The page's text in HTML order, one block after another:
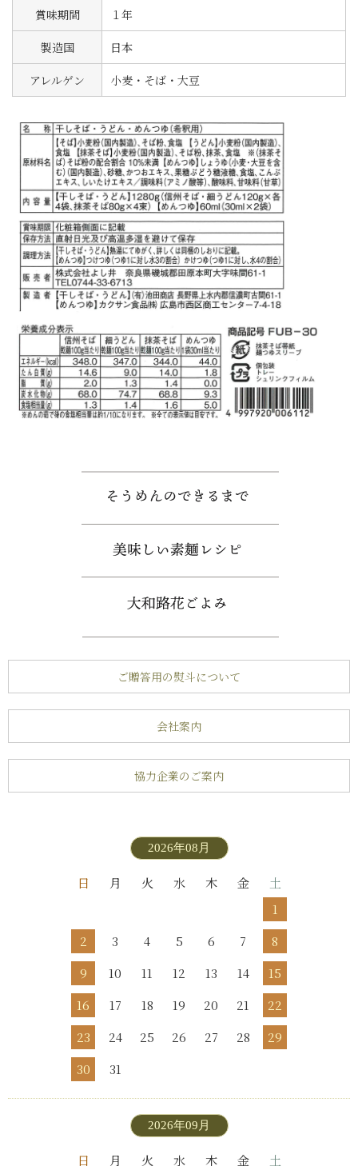
賞味期間 １年
製造国 日本
アレルゲン 小麦・そば・大豆
ご贈答用の熨斗について
会社案内
協力企業のご案内
2026年08月
日 月 火 水 木 金
土
1
2
3 4 5 6 7
8
9
10 11 12 13 14
15
16
17 18 19 20 21
22
23
24 25 26 27 28
29
30
31
2026年09月
日 月 火 水 木 金 土